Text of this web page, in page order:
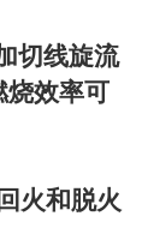
切线旋流
烧效率可
火和脱火